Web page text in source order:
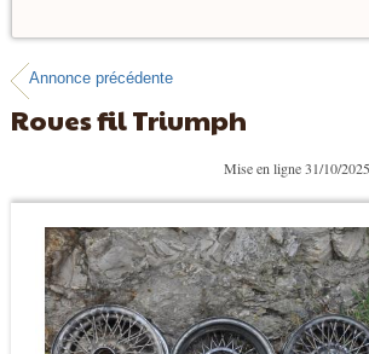
Annonce précédente
Roues fil Triumph
Mise en ligne 31/10/